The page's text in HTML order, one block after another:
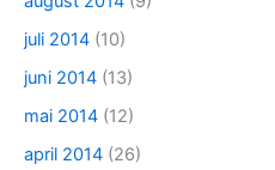
juli 2014 (10)
juni 2014 (13)
mai 2014 (12)
april 2014 (26)